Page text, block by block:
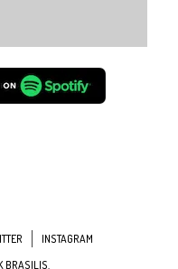
INSTAGRAM
BRASILIS.